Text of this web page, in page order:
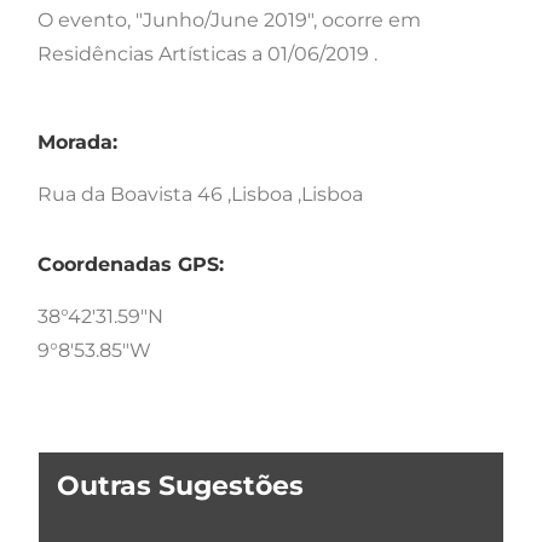
O evento, "Junho/June 2019", ocorre em
Residências Artísticas a 01/06/2019 .
Morada:
Rua da Boavista 46 ,Lisboa ,Lisboa
Coordenadas GPS:
38°42'31.59"N
9°8'53.85"W
Outras Sugestões